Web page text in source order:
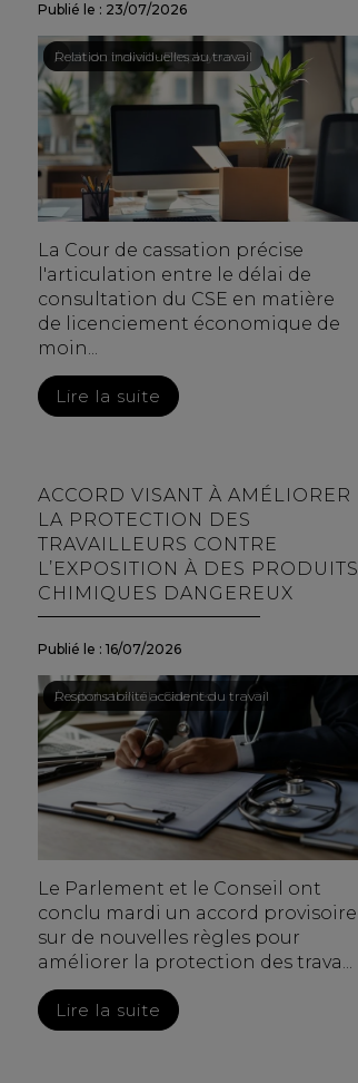
Publié le : 23/07/2026
Droit du travail - Employeurs
/Relation individuelles au travail
La Cour de cassation précise
l'articulation entre le délai de
consultation du CSE en matière
de licenciement économique de
moin...
Lire la suite
ACCORD VISANT À AMÉLIORER
LA PROTECTION DES
TRAVAILLEURS CONTRE
L’EXPOSITION À DES PRODUITS
CHIMIQUES DANGEREUX
Publié le :16/07/2026
Droit du travail - Salariés
/Responsabilité accident du travail
Le Parlement et le Conseil ont
conclu mardi un accord provisoire
sur de nouvelles règles pour
améliorer la protection des trava...
Lire la suite